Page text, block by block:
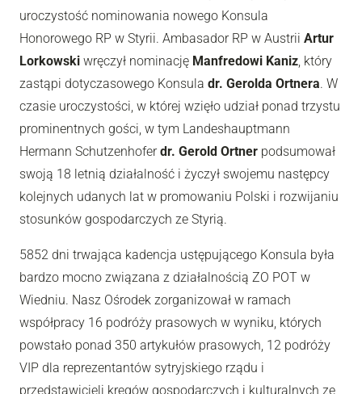
uroczystość nominowania nowego Konsula
Honorowego RP w Styrii. Ambasador RP w Austrii Artur
Lorkowski wręczył nominację Manfredowi Kaniz, który
zastąpi dotyczasowego Konsula dr. Gerolda Ortnera. W
czasie uroczystości, w której wzięło udział ponad trzystu
prominentnych gości, w tym Landeshauptmann
Hermann Schutzenhoferdr. Gerold Ortner podsumował
swoją 18 letnią działalność i życzył swojemu następcy
kolejnych udanych lat w promowaniu Polski i rozwijaniu
stosunków gospodarczych ze Styrią.
5852 dni trwająca kadencja ustępującego Konsula była
bardzo mocno związana z działalnością ZO POT w
Wiedniu. Nasz Ośrodek zorganizował w ramach
współpracy 16 podróży prasowych w wyniku, których
powstało ponad 350 artykułów prasowych, 12 podróży
VIP dla reprezentantów sytryjskiego rządu i
przedstawicieli kręgów gospodarczych i kulturalnych ze